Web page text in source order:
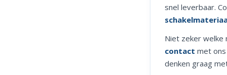
snel leverbaar.
Niet zeker welke
contact met
denken graag